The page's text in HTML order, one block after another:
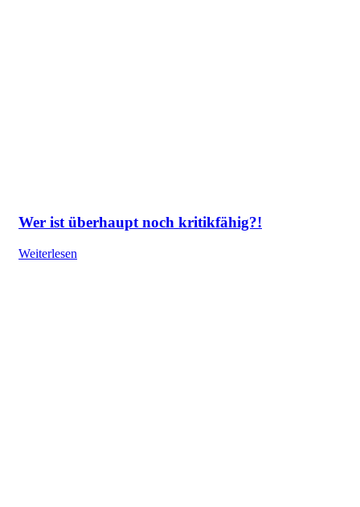
Wer ist überhaupt noch kritikfähig?!
Weiterlesen